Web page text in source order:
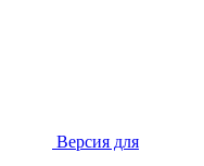
Версия для